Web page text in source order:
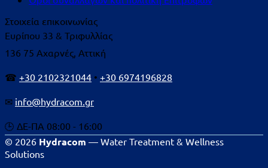
Στοιχεία επικοινωνίας
Ευρίπου 33 & Τριφυλλίας
136 75 Αχαρνές, Αττική
☎ +30 2102321044 • +30 6974196828
✉ info@hydracom.gr
🕒 ΔΕ-ΠΑ 08:00 - 16:00
© 2026 Hydracom — Water Treatment & Wellness
Solutions